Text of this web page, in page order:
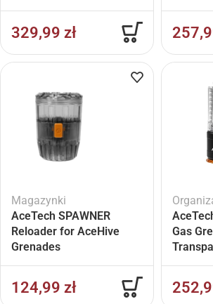
329,99 zł
Magazynki
AceTech SPAWNER
Reloader for AceHive
Grenades
124,99 zł
Gas